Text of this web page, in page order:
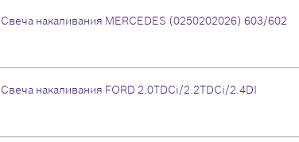
Свеча накаливания MERCEDES (0250202026) 603/602
Свеча накаливания FORD 2.0TDCi/2.2TDCi/2.4DI